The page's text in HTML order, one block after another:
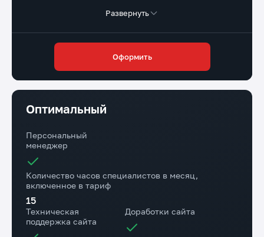
поддержка
Резервное копирование сайта на наш диск
1 раз в квартал
Резервное копирование на хостинге Исполнителя
Ежедневно
Время реакции на задачи
Обычные задачи - до 24 ч.
Срочные задачи - до 1 ч.
Развернуть
Оформить
Оптимальный
Персональный
менеджер
Количество часов специалистов в месяц,
включенное в тариф
15
Техническая
поддержка сайта
Доработки сайта